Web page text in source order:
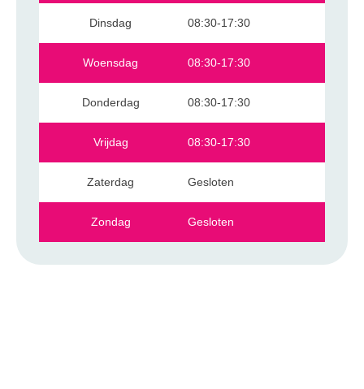
Dinsdag 08:30-17:30
Woensdag 08:30-17:30
Donderdag 08:30-17:30
Vrijdag 08:30-17:30
Zaterdag Gesloten
Zondag Gesloten